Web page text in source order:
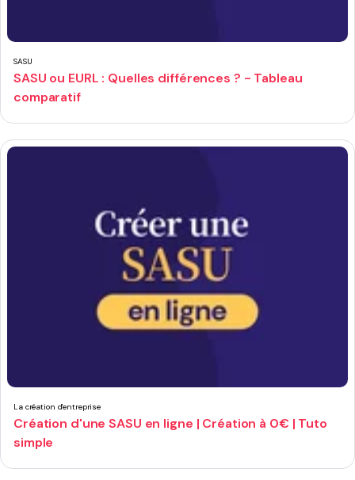
SASU
SASU ou EURL : Quelles différences ? - Tableau
comparatif
La création d'entreprise
Création d'une SASU en ligne | Création à 0€ | Tuto
simple